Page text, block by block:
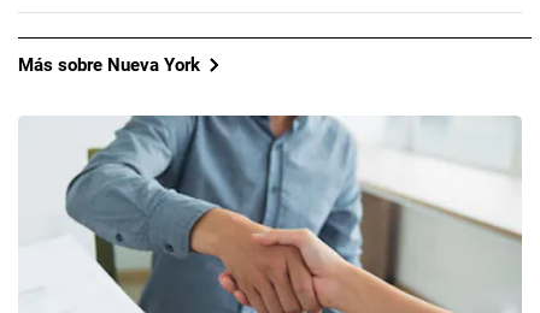
Más sobre Nueva York